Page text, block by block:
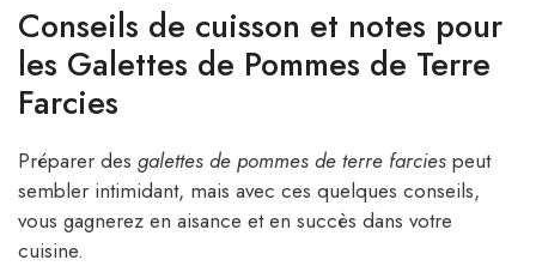
Conseils de cuisson et notes pour
les Galettes de Pommes de Terre
Farcies
Préparer des galettes de pommes de terre farcies peut
sembler intimidant, mais avec ces quelques conseils,
vous gagnerez en aisance et en succès dans votre
cuisine.